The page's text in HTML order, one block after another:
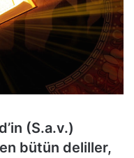
(S.a.v.)
bütün deliller,